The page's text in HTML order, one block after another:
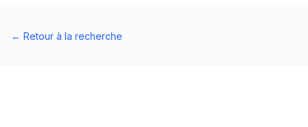
← Retour à la recherche